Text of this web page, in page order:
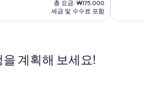
금
₩159,091
총 요금: ₩175,000
세금 및 수수료 포함
리
점,
을 계획해 보세요!